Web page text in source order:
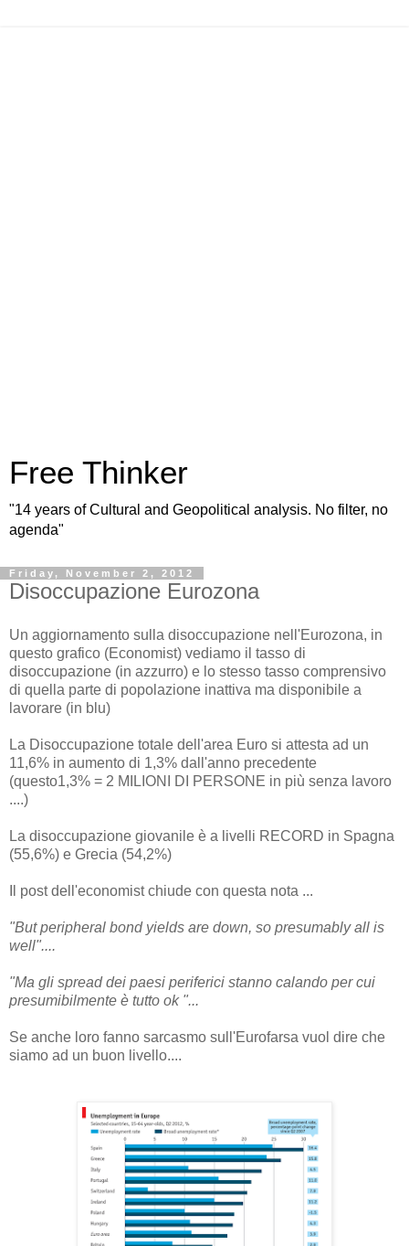
Free Thinker
"14 years of Cultural and Geopolitical analysis. No filter, no
agenda"
Friday, November 2, 2012
Disoccupazione Eurozona
Un aggiornamento sulla disoccupazione nell'Eurozona, in
questo grafico (Economist) vediamo il tasso di
disoccupazione (in azzurro) e lo stesso tasso comprensivo
di quella parte di popolazione inattiva ma disponibile a
lavorare (in blu)
La Disoccupazione totale dell'area Euro si attesta ad un
11,6% in aumento di 1,3% dall'anno precedente
(questo1,3% = 2 MILIONI DI PERSONE in più senza lavoro
....)
La disoccupazione giovanile è a livelli RECORD in Spagna
(55,6%) e Grecia (54,2%)
Il post dell'economist chiude con questa nota ...
"But peripheral bond yields are down, so presumably all is
well"....
"Ma gli spread dei paesi periferici stanno calando per cui
presumibilmente è tutto ok "...
Se anche loro fanno sarcasmo sull'Eurofarsa vuol dire che
siamo ad un buon livello....